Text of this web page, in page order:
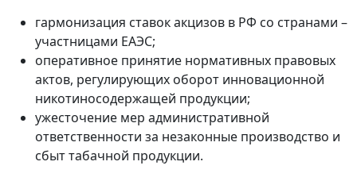
гармонизация ставок акцизов в РФ со странами –
участницами ЕАЭС;
оперативное принятие нормативных правовых
актов, регулирующих оборот инновационной
никотиносодержащей продукции;
ужесточение мер административной
ответственности за незаконные производство и
сбыт табачной продукции.